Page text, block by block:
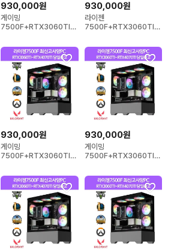
930,000원
게이밍
7500F+RTX3060TI~
스크탑 PC
930,000원
라이젠
7500F+RTX3060TI~
930,000원
게이밍
7500F+RTX3060TI~
930,000원
게이밍
7500F+RTX3060TI~